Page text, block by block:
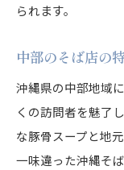
られます。
中部のそば店の
沖縄県の中部地域
くの訪問者を魅了
な豚骨スープと地
一味違った沖縄そ